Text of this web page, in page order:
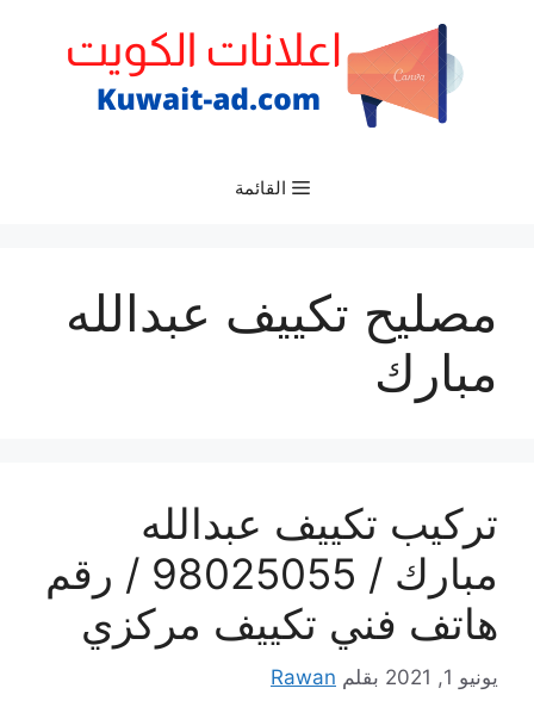
القائمة
مصليح تكييف عبدالله
مبارك
تركيب تكييف عبدالله
مبارك / 98025055 / رقم
هاتف فني تكييف مركزي
يونيو 1, 2021 بقلم Rawan